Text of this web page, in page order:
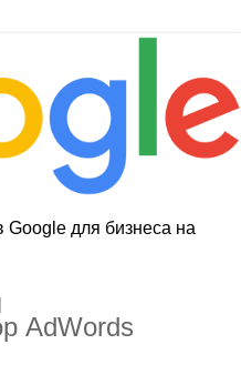
для бизнеса на
AdWords